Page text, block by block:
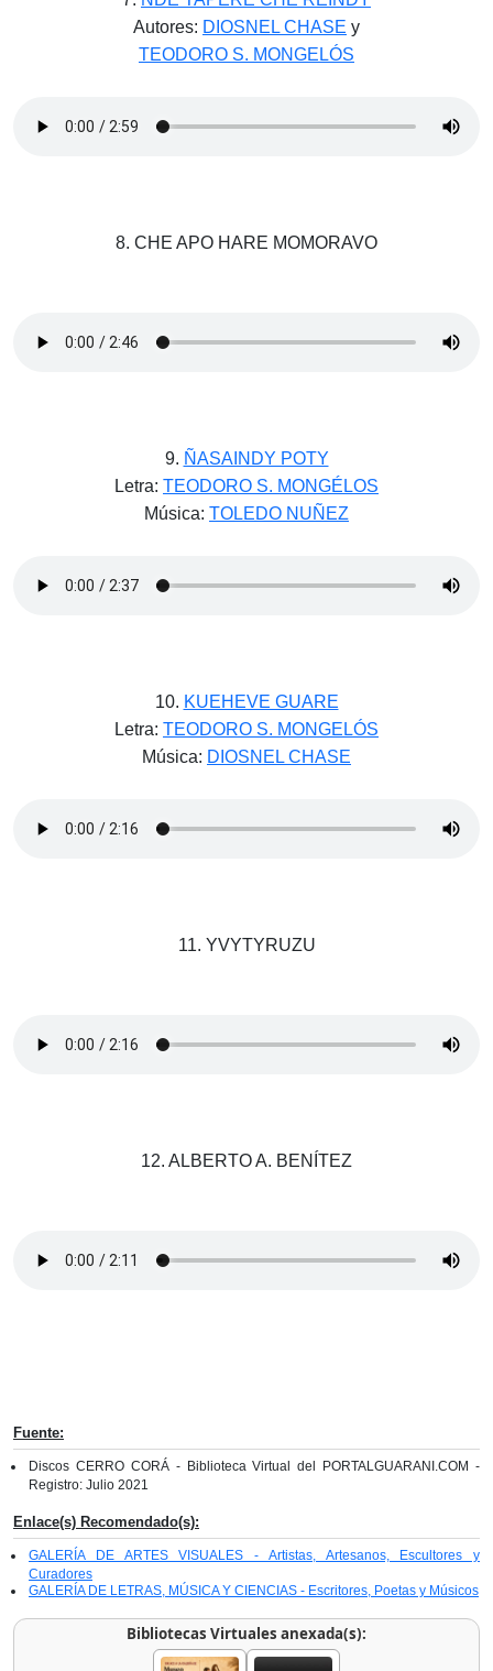
Autores: DIOSNEL CHASE y
TEODORO S. MONGELÓS
8. CHE APO HARE MOMORAVO
9. ÑASAINDY POTY
Letra: TEODORO S. MONGÉLOS
Música: TOLEDO NUÑEZ
10. KUEHEVE GUARE
Letra: TEODORO S. MONGELÓS
Música: DIOSNEL CHASE
11. YVYTYRUZU
12. ALBERTO A. BENÍTEZ
Fuente:
Discos CERRO CORÁ - Biblioteca Virtual del PORTALGUARANI.COM -
Registro: Julio 2021
Enlace(s) Recomendado(s):
GALERÍA DE ARTES VISUALES - Artistas, Artesanos, Escultores y
Curadores
GALERÍA DE LETRAS, MÚSICA Y CIENCIAS - Escritores, Poetas y Músicos
Bibliotecas Virtuales anexada(s):